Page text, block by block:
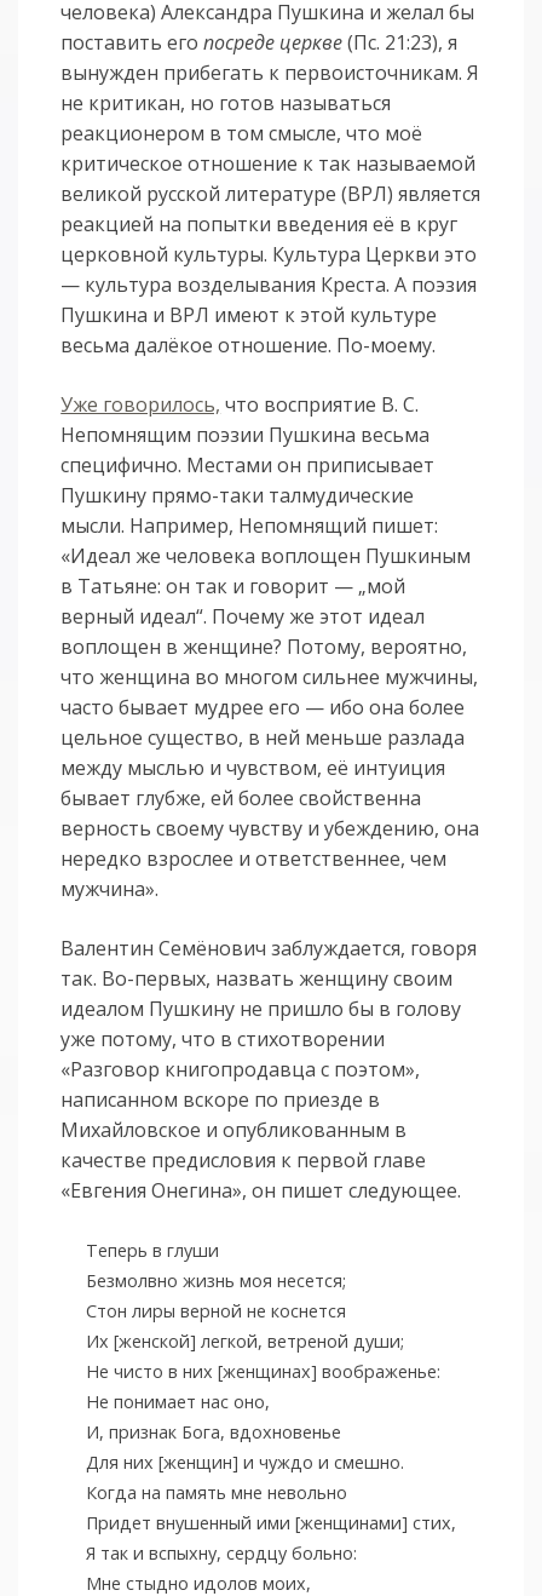
человека) Александра Пушкина и желал бы
поставить егопосреде церкве(Пс. 21:23), я
вынужден прибегать к первоисточникам. Я
не критикан, но готов называться
реакционером в том смысле, что моё
критическое отношение к так называемой
великой русской литературе (ВРЛ) является
реакцией на попытки введения её в круг
церковной культуры. Культура Церкви это
— культура возделывания Креста. А поэзия
Пушкина и ВРЛ имеют к этой культуре
весьма далёкое отношение. По-моему.
Уже говорилось, что восприятие В. С.
Непомнящим поэзии Пушкина весьма
специфично. Местами он приписывает
Пушкину прямо-таки талмудические
мысли. Например, Непомнящий пишет:
«Идеал же человека воплощен Пушкиным
в Татьяне: он так и говорит — „мой
верный идеал“. Почему же этот идеал
воплощен в женщине? Потому, вероятно,
что женщина во многом сильнее мужчины,
часто бывает мудрее его — ибо она более
цельное существо, в ней меньше разлада
между мыслью и чувством, её интуиция
бывает глубже, ей более свойственна
верность своему чувству и убеждению, она
нередко взрослее и ответственнее, чем
мужчина».
Валентин Семёнович заблуждается, говоря
так. Во-первых, назвать женщину своим
идеалом Пушкину не пришло бы в голову
уже потому, что в стихотворении
«Разговор книгопродавца с поэтом»,
написанном вскоре по приезде в
Михайловское и опубликованным в
качестве предисловия к первой главе
«Евгения Онегина», он пишет следующее.
Теперь в глуши
Безмолвно жизнь моя несется;
Стон лиры верной не коснется
Их [женской] легкой, ветреной души;
Не чисто в них [женщинах] воображенье:
Не понимает нас оно,
И, признак Бога, вдохновенье
Для них [женщин] и чуждо и смешно.
Когда на память мне невольно
Придет внушенный ими [женщинами] стих,
Я так и вспыхну, сердцу больно:
Мне стыдно идолов моих,